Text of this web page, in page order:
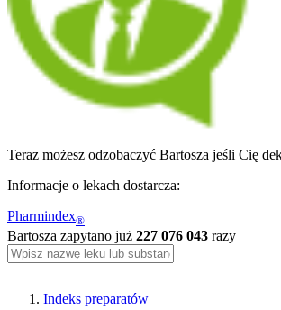
Teraz możesz odzobaczyć Bartosza jeśli Cię
Informacje o lekach dostarcza:
Pharmindex®
Bartosza zapytano już 227 076 043 razy
Indeks preparatów